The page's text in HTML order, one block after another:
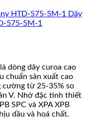
Dây
575-5M-1
dòng dây curoa cao
chuẩn sản xuất cao
cường từ 25-35% so
V. Nhờ đặc tính thiết
SPC và XPA XPB
dầu và hoá chất.